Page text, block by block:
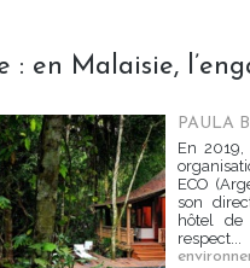
: en Malaisie,
PAULA
En
ECO
son
hôtel
respect...